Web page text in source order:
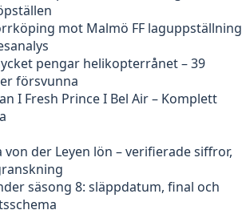
mot Malmö FF laguppställning
pengar helikopterrånet – 39
försvunna
I Fresh Prince I Bel Air – Komplett
von der Leyen lön – verifierade siffror,
säsong 8: släppdatum, final och